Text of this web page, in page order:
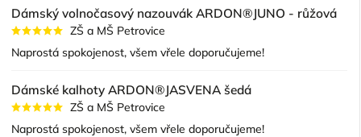
Dámský volnočasový nazouvák ARDON®JUNO - růžová
ZŠ a MŠ Petrovice
Naprostá spokojenost, všem vřele doporučujeme!
Dámské kalhoty ARDON®JASVENA šedá
ZŠ a MŠ Petrovice
Naprostá spokojenost, všem vřele doporučujeme!